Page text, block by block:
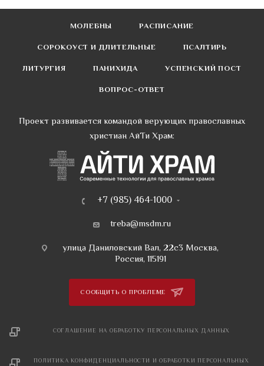
МОЛЕБНЫ
РАСПИСАНИЕ
СОРОКОУСТ И ДЛИТЕЛЬНЫЕ
ПСАЛТИРЬ
ЛИТУРГИЯ
ПАНИХИДА
УСПЕНСКИЙ ПОСТ
ВОПРОС-ОТВЕТ
Проект развивается командой верующих православных
христиан АйТи Храм:
+7 (985) 464-1000
treba@msdm.ru
улица Даниловский Вал, 22с3 Москва,
Россия, 115191
СООБЩИТЬ О ПРОБЛЕМЕ
СОГЛАШЕНИЕ НА ОБРАБОТКУ ПЕРСОНАЛЬНЫХ ДАННЫХ
ПОЛИТИКА КОНФИДЕНЦИАЛЬНОСТИ И ОБРАБОТКИ ПЕРСОНАЛЬНЫХ